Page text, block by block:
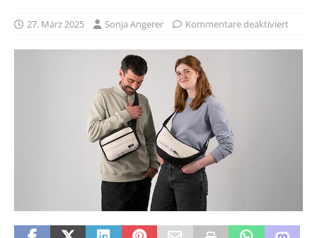
27. März 2025 Sonja Angerer Kommentare deaktiviert